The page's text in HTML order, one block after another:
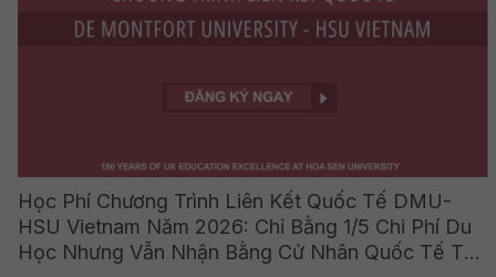
Học Phí Chương Trình Liên Kết Quốc Tế DMU-
HSU Vietnam Năm 2026: Chỉ Bằng 1/5 Chi Phí Du
Học Nhưng Vẫn Nhận Bằng Cử Nhân Quốc Tế Từ